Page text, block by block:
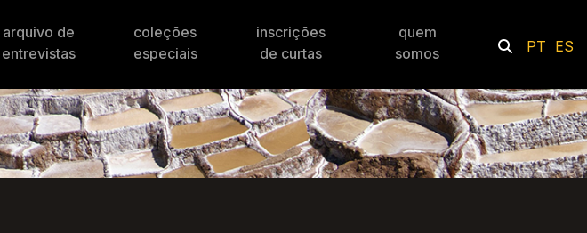
arquivo de
entrevistas
coleções
especiais
inscrições
de curtas
quem
somos
PT ES